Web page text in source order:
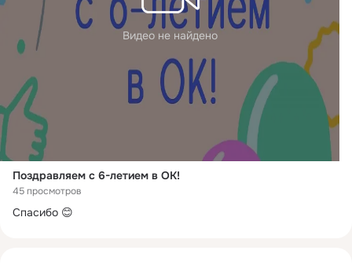
Видео не найдено
Поздравляем с 6-летием в ОК!
45 просмотров
Спасибо 😊